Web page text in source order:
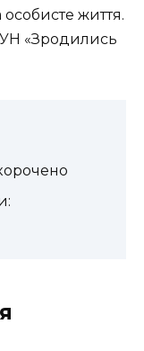
особисте життя.
«Зродились